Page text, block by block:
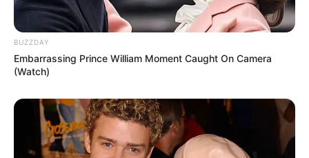
BUZZDAY
Embarrassing Prince William Moment Caught On Camera
(Watch)